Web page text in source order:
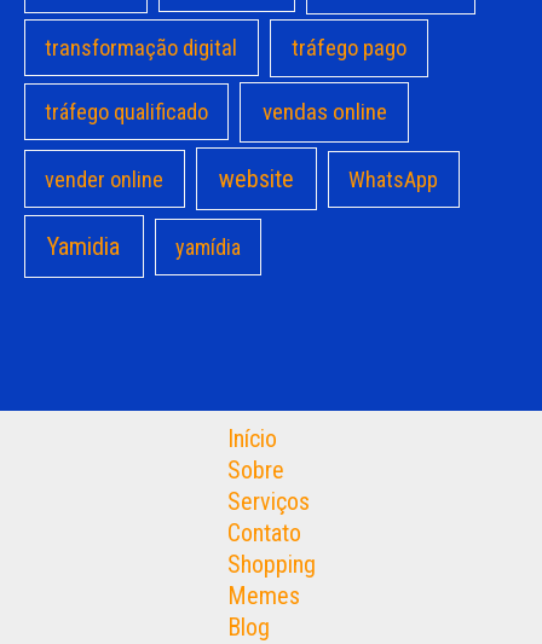
transformação digital tráfego pago
tráfego qualificado vendas online
vender online website WhatsApp
Yamidia yamídia
Início
Sobre
Serviços
Contato
Shopping
Memes
Blog